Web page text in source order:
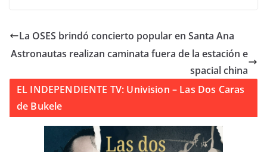
La OSES brindó concierto popular en Santa Ana
Astronautas realizan caminata fuera de la estación e
spacial china
EL INDEPENDIENTE TV: Univision – Las Dos Caras
de Bukele